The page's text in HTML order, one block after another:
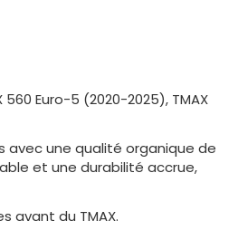
Euro-5 (2020-2025), TMAX
avec une qualité organique de
et une durabilité accrue,
avant du TMAX.